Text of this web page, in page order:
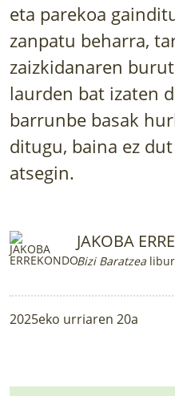
ALBISTEAK
LURRAREN
AZOKA
eta parekoa
zanpatu beharra,
zaizkidanaren
laurden bat izaten
barrunbe basak
ditugu, baina ez
atsegin.
JAKOBA
Bizi Baratzea
2025eko urriaren 20a